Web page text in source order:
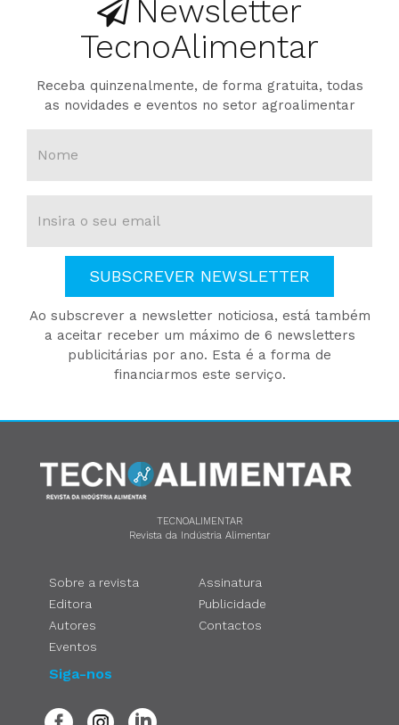
Newsletter
TecnoAlimentar
Receba quinzenalmente, de forma gratuita, todas
as novidades e eventos no setor agroalimentar
SUBSCREVER NEWSLETTER
Ao subscrever a newsletter noticiosa, está também
a aceitar receber um máximo de 6 newsletters
publicitárias por ano. Esta é a forma de
financiarmos este serviço.
TECNOALIMENTAR
Revista da Indústria Alimentar
Sobre a revista
Editora
Autores
Eventos
Assinatura
Publicidade
Contactos
Siga-nos